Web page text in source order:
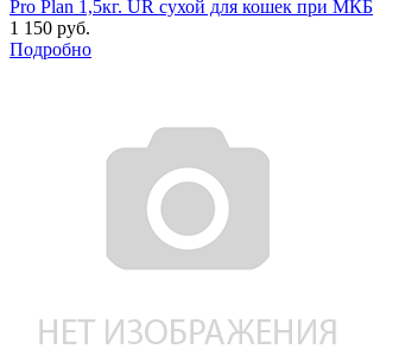
Pro Plan 1,5кг. UR сухой для кошек при МКБ
1 150 руб.
Подробно